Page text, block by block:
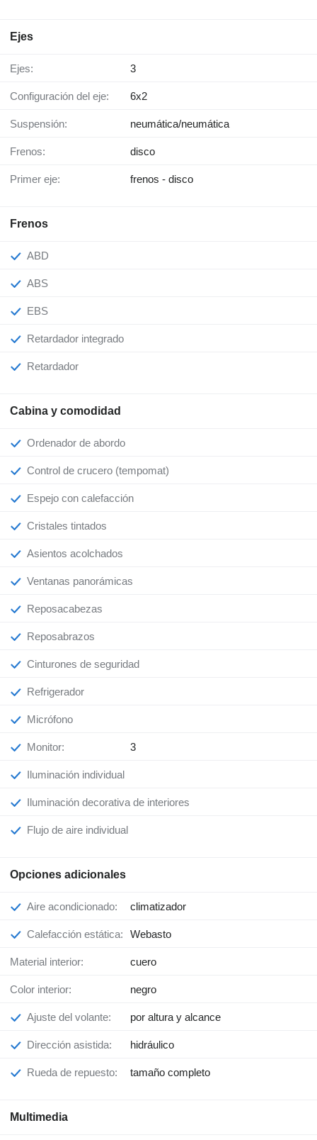
Ejes
Ejes: 3
Configuración del eje: 6x2
Suspensión: neumática/neumática
Frenos: disco
Primer eje: frenos - disco
Frenos
ABD
ABS
EBS
Retardador integrado
Retardador
Cabina y comodidad
Ordenador de abordo
Control de crucero (tempomat)
Espejo con calefacción
Cristales tintados
Asientos acolchados
Ventanas panorámicas
Reposacabezas
Reposabrazos
Cinturones de seguridad
Refrigerador
Micrófono
Monitor: 3
Iluminación individual
Iluminación decorativa de interiores
Flujo de aire individual
Opciones adicionales
Aire acondicionado: climatizador
Calefacción estática: Webasto
Material interior: cuero
Color interior: negro
Ajuste del volante: por altura y alcance
Dirección asistida: hidráulico
Rueda de repuesto: tamaño completo
Multimedia